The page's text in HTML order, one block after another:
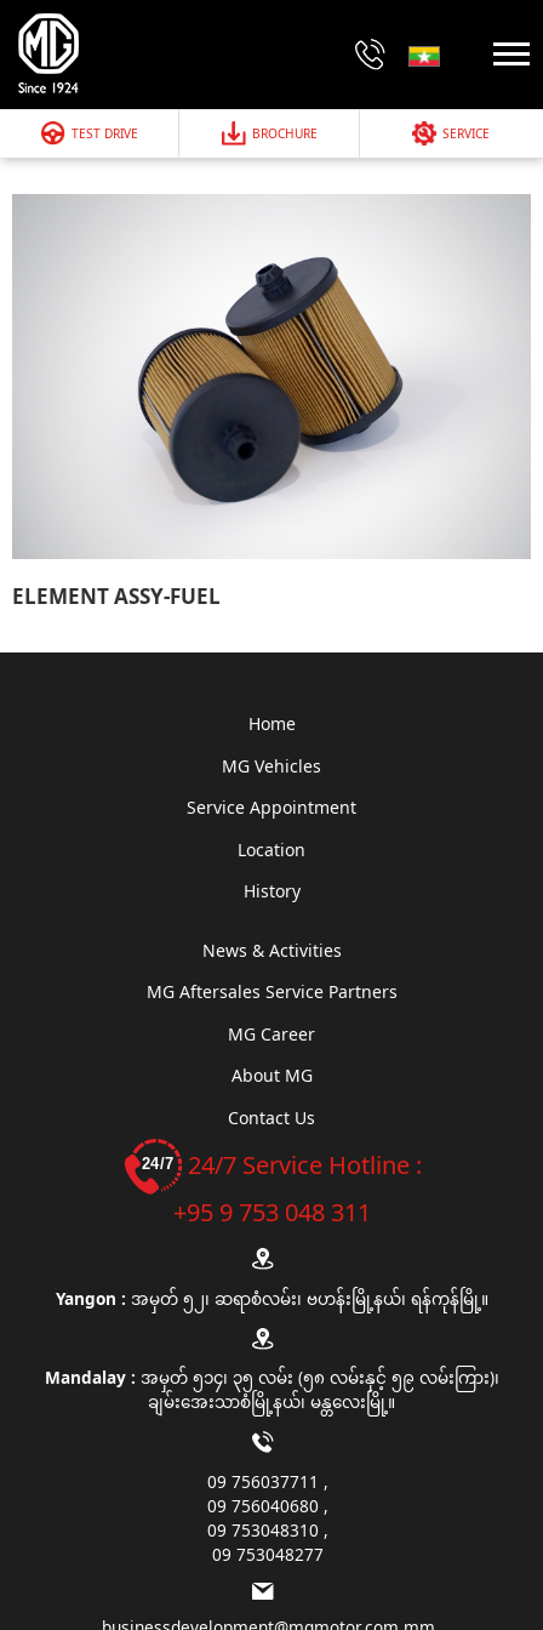
TEST DRIVE BROCHURE SERVICE
ELEMENT ASSY-FUEL
Home
MG Vehicles
Service Appointment
Location
History
News & Activities
MG Aftersales Service Partners
MG Career
About MG
Contact Us
24/7 Service Hotline :
+95 9 753 048 311
Yangon : အမှတ် ၅၂၊ ဆရာစံလမ်း၊ ဗဟန်းမြို့နယ်၊ ရန်ကုန်မြို့။
Mandalay : အမှတ် ၅၁၄၊ ၃၅ လမ်း (၅၈ လမ်းနှင့် ၅၉ လမ်းကြား)၊
ချမ်းအေးသာစံမြို့နယ်၊ မန္တလေးမြို့။
09 756037711
09 756040680
09 753048310
09 753048277